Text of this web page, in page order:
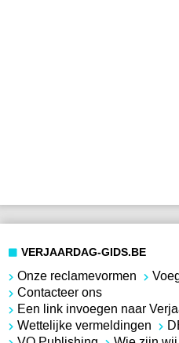
VERJAARDAG-GIDS.BE
Onze reclamevormen
Contacteer ons
Een link invoegen naar
Wettelijke vermeldingen